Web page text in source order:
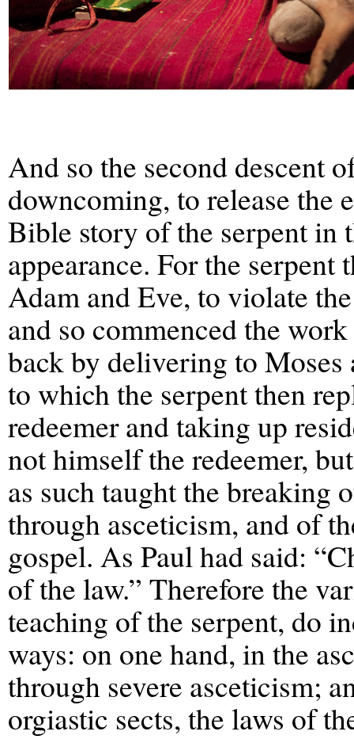
And so the second descent
downcoming, to release the
Bible story of the serpent in
appearance. For the serpent
Adam and Eve, to violate
and so commenced the
back by delivering to
to which the serpent then
redeemer and taking up
not himself the redeemer,
as such taught the breaking
through asceticism, and of
gospel. As Paul had said:
of the law.” Therefore the
teaching of the serpent, do
ways: on one hand, in the
through severe asceticism;
orgiastic sects, the laws of